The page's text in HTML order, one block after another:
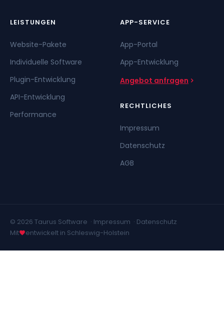
LEISTUNGEN
Website-Pakete
Individuelle Software
Plugin-Entwicklung
API-Entwicklung
Performance
APP-SERVICE
App-Portal
App-Entwicklung
Angebot anfragen
RECHTLICHES
Impressum
Datenschutz
AGB
© 2026 Taurus Software · Impressum · Datenschutz
Mit
entwickelt in Schleswig-Holstein